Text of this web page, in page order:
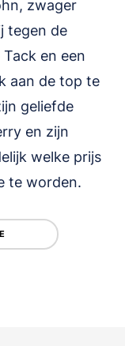
zwager
tegen de
en een
aan de top te
geliefde
en zijn
welke prijs
te worden.